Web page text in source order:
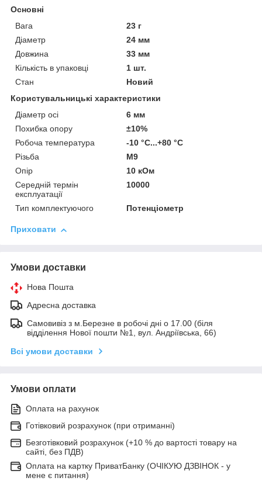
Основні
Вага
23 г
Діаметр
24 мм
Довжина
33 мм
Кількість в упаковці
1 шт.
Стан
Новий
Користувальницькі характеристики
Діаметр осі
6 мм
Похибка опору
±10%
Робоча температура
-10 °C...+80 °C
Різьба
М9
Опір
10 кОм
Середній термін
експлуатації
10000
Тип комплектуючого Потенціометр
Приховати
Умови доставки
Нова Пошта
Адресна доставка
Самовивіз з м.Березне в робочі дні о 17.00 (біля
відділення Нової пошти №1, вул. Андріївська, 66)
Всі умови доставки
Умови оплати
Оплата на рахунок
Готівковий розрахунок (при отриманні)
Безготівковий розрахунок (+10 % до вартості товару на
сайті, без ПДВ)
Оплата на картку ПриватБанку (ОЧІКУЮ ДЗВІНОК - у
мене є питання)